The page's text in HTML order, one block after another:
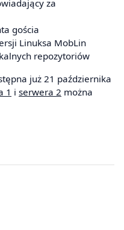
za
gościa
Linuksa MobLin
repozytoriów
już 21 października
1 i serwera 2 można